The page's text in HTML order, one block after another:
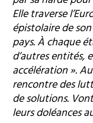
Elle traverse
épistolaire de
pays. À chaque
d’autres entités,
accélération ».
rencontre des
de solutions.
leurs doléances